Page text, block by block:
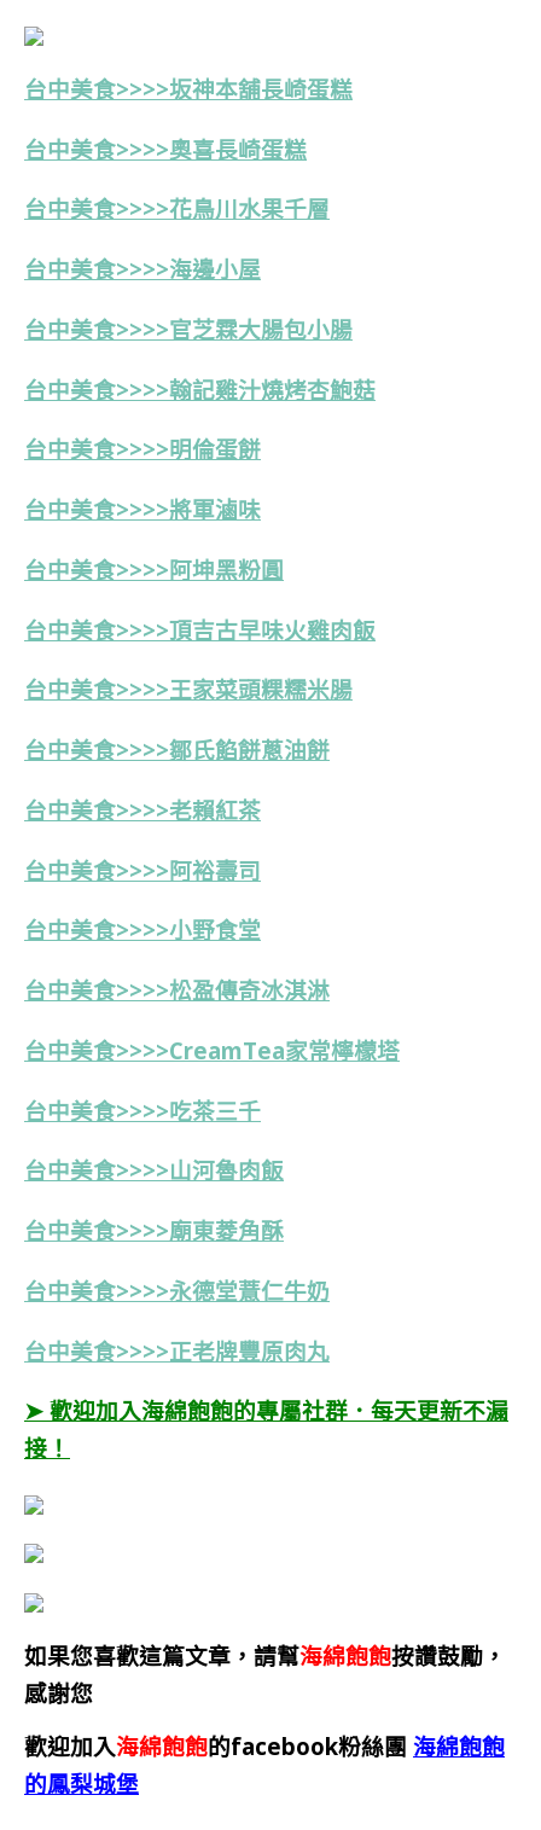
台中美食>>>>坂神本舖長崎蛋糕
台中美食>>>>奧喜長崎蛋糕
台中美食>>>>花鳥川水果千層
台中美食>>>>海邊小屋
台中美食>>>>官芝霖大腸包小腸
台中美食>>>>翰記雞汁燒烤杏鮑菇
台中美食>>>>明倫蛋餅
台中美食>>>>將軍滷味
台中美食>>>>阿坤黑粉圓
台中美食>>>>頂吉古早味火雞肉飯
台中美食>>>>王家菜頭粿糯米腸
台中美食>>>>鄒氏餡餅蔥油餅
台中美食>>>>老賴紅茶
台中美食>>>>阿裕壽司
台中美食>>>>小野食堂
台中美食>>>>松盈傳奇冰淇淋
台中美食>>>>CreamTea家常檸檬塔
台中美食>>>>吃茶三千
台中美食>>>>山河魯肉飯
台中美食>>>>廟東菱角酥
台中美食>>>>永德堂薏仁牛奶
台中美食>>>>正老牌豐原肉丸
➤ 歡迎加入海綿飽飽的專屬社群．每天更新不漏
接！
如果您喜歡這篇文章，請幫海綿飽飽按讚鼓勵，
感謝您
歡迎加入海綿飽飽的facebook粉絲團 海綿飽飽
的鳳梨城堡